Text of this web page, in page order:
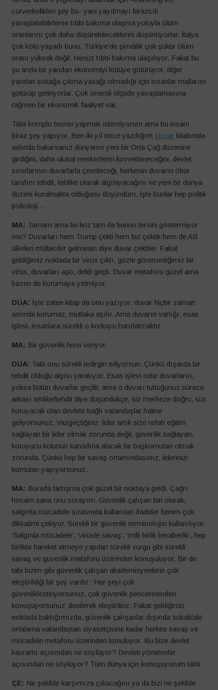
curvededikleri şey bu- yani yayılmayı birazcık
yavaşlatabilirlerse tıbbi bakıma ulaşma yoluyla ölüm
oranlarını çok daha düşürebileceklerini düşünüyorlar. İtalya
çok kötü yaşadı bunu. Türkiye’de şimdilik çok şükür ölüm
oranı yüksek değil. Henüz tıbbi bakıma ulaşılıyor. Fakat bu
şu anda bir yandan ekonomiyi kötüye götürüyor, diğer
yandan sokağa çıkma yasağı olmadığı için insanlar mallarını
götürüp getiriyorlar. Çok önemli ölçüde yavaşlamasına
rağmen bir ekonomik faaliyet var.
Tabii komplo teorisi yapmak istemiyorum ama bu insanı
biraz şey yapıyor. Ben iki yıl önce yazdığım Duvar kitabında
aslında bakarsanız dünyanın yeni bir Orta Çağ düzenine
girdiğini, daha ulusal merkezlerin kuvvetleneceğini, devlet
sınırlarının duvarlarla çevrileceği, herkesin duvarın öbür
tarafını tehdit, tehlike olarak algılayacağını ve yeni bir dünya
düzeni kurulmakta olduğunu düşündüm. İşte bunlar hep politik
psikoloji…
MA: Tamam ama bu kriz tam da bunun tersini göstermiyor
mu? Duvarları hem Trump çekti hem biz çektik hem de AB
ülkeleri mülteciler gelmesin diye duvar çektiler. Fakat
geldiğimiz noktada bir virüs çıktı, gözle göremediğimiz bir
virüs, duvarları aştı, deldi geçti. Duvar metaforu güzel ama
bazen de korumaya yetmiyor.
DÜA: İşte zaten kitap da onu yazıyor; duvar hiçbir zaman
aslında korumaz, mutlaka aşılır. Ama duvarın varlığı, esas
işlevi, insanlara sürekli o korkuyu hatırlatmaktır.
MA: Bir güvenlik hissi veriyor.
DÜA: Tabi onu sürekli tedirgin ediyorsun. Çünkü dışarda bir
tehdit olduğu algısı yaratıyor. Esas işlevi odur duvarların,
yoksa bütün duvarlar geçilir, ama o duvarı tuttuğunuz sürece
arkası tehlike/tehdit diye düşündükçe, siz merkeze doğru, sizi
koruyacak olan devlete bağlı vatandaşlar haline
geliyorsunuz. Vazgeçtiğiniz; lider artık size refah eğitim
sağlayan bir lider olmak zorunda değil, güvenlik sağlayan,
koruyucu kolunun kanadına alacak bir başkomutan olmak
zorunda. Çünkü hep bir savaş ortamındasınız, liderinizi
komutan yapıyorsunuz.
MA: Burada tartışma çok güzel bir noktaya geldi. Çağrı
hocam sana onu sorayım. Güvenlik çalışan biri olarak,
salgınla mücadele sırasında kullanılan ifadeler benim çok
dikkatimi çekiyor. Sürekli bir güvenlik terminolojisi kullanılıyor:
‘Salgınla mücadele’, ‘virüsle savaş’, ‘milli birlik beraberlik’, hep
birlikte hareket etmeye yapılan sürekli vurgu gibi sürekli
savaş ve güvenlik metaforu üzerinden konuşuluyor. Bir de
tabi bizim gibi güvenlik çalışan akademisyenlerin çok
eleştirildiği bir şey vardır: ‘Her şeyi çok
güvenliklestiriyorsunuz, çok güvenlik penceresinden
konuşuyorsunuz’ denilerek eleştiriliriz. Fakat geldiğimiz
noktada baktığımızda, güvenlik çalışanlar dışında sokaktaki
ortalama vatandaştan siyasetçisine kadar herkes savaş ve
mücadele metaforu üzerinden konuluyor. Bu bize devlet
kavramı açısından ne söylüyor? Devleti yönetenler
açısından ne söylüyor? Tüm dünya için konuşuyorum tabii.
ÇE: Ne şekilde karşımıza çıkacağını ya da bizi ne şekilde